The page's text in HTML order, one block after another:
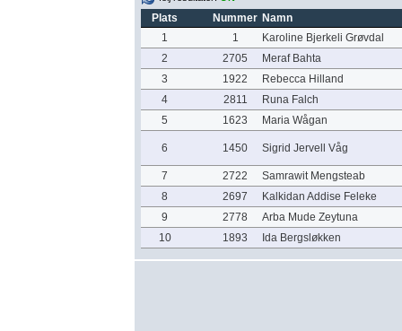
Plats Nummer Namn
1
1
Karoline Bjerkeli Grøvdal
2
2705
Meraf Bahta
3
1922
Rebecca Hilland
4
2811
Runa Falch
5
1623 Maria Wågan
6 1450 Sigrid Jervell Våg
7 2722
Samrawit Mengsteab
8
2697
Kalkidan Addise Feleke
9
2778
Arba Mude Zeytuna
10
1893 Ida Bergsløkken